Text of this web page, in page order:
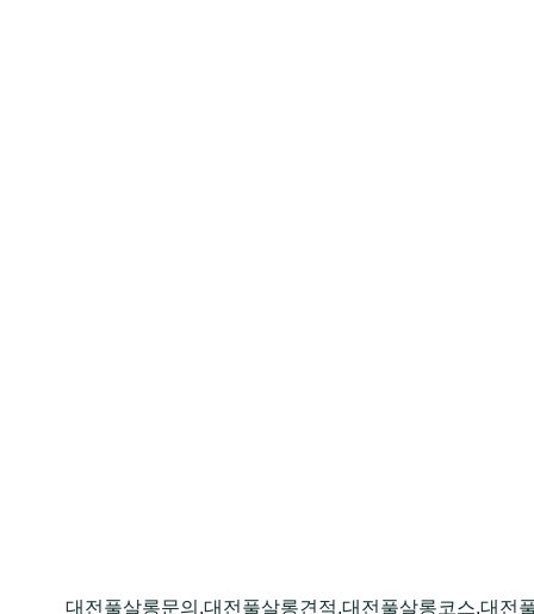
대전풀살롱문의,대전풀살롱견적,대전풀살롱코스,대전